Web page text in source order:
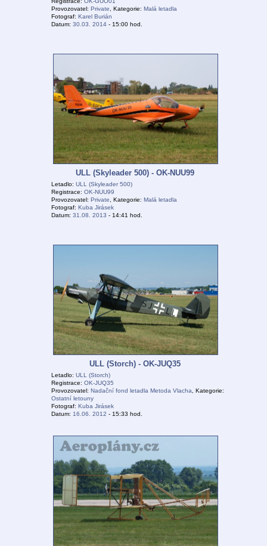
Provozovatel: Private , Kategorie: Malá letadla
Fotograf: Karel Burián
Datum: 30.03. 2014 - 15:00 hod.
ULL (Skyleader 500) - OK-NUU99
Letadlo: ULL (Skyleader 500)
Registrace: OK-NUU99
Provozovatel: Private , Kategorie: Malá letadla
Fotograf: Kuba Jirásek
Datum: 31.08. 2013 - 14:41 hod.
ULL (Storch) - OK-JUQ35
Letadlo: ULL (Storch)
Registrace: OK-JUQ35
Provozovatel: Nadační fond letadla Metoda Vlacha , Kategorie:
Ostatní letouny
Fotograf: Kuba Jirásek
Datum: 16.06. 2012 - 15:33 hod.